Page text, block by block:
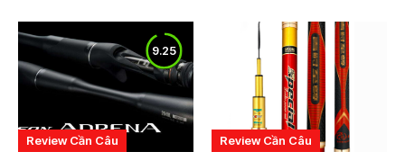
9.25
Review Cần Câu Review Cần Câu